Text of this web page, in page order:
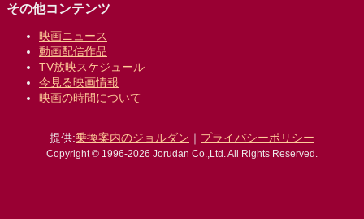
その他コンテンツ
映画ニュース
動画配信作品
TV放映スケジュール
今見る映画情報
映画の時間について
提供:乗換案内のジョルダン ｜ プライバシーポリシー
Copyright © 1996-2026 Jorudan Co.,Ltd. All Rights Reserved.